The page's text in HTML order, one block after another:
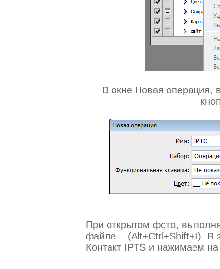
В окне Новая операция,
При открытом фото,
файле... (Alt+Ctrl+Shift+I). В
Контакт IPTS и нажимаем